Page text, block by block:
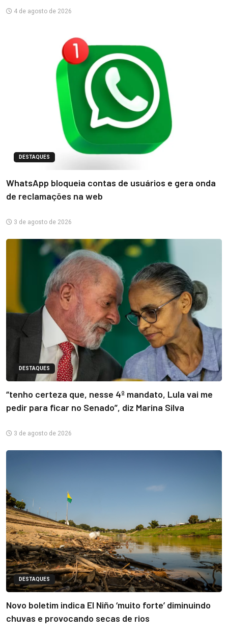
4 de agosto de 2026
DESTAQUES
WhatsApp bloqueia contas de usuários e gera onda
de reclamações na web
3 de agosto de 2026
DESTAQUES
“tenho certeza que, nesse 4º mandato, Lula vai me
pedir para ficar no Senado”, diz Marina Silva
3 de agosto de 2026
DESTAQUES
Novo boletim indica El Niño ‘muito forte’ diminuindo
chuvas e provocando secas de rios